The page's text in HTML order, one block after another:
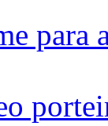
para